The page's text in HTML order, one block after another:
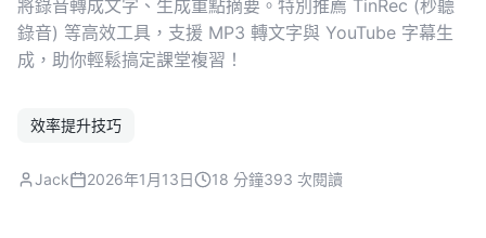
將錄音轉成文字、生成重點摘要。特別推薦 TinRec (秒聽
錄音) 等高效工具，支援 MP3 轉文字與 YouTube 字幕生
成，助你輕鬆搞定課堂複習！
效率提升技巧
Jack 2026年1月13日 18 分鐘393 次閱讀